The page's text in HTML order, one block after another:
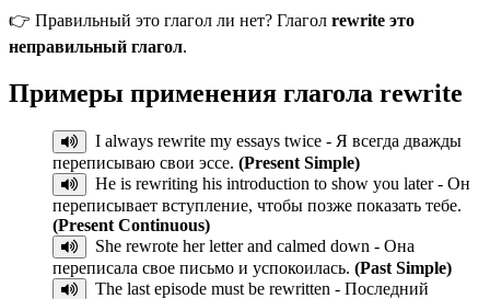
👉 Правильный это глагол ли нет? Глагол rewrite это
неправильный глагол.
Примеры применения глагола rewrite
I always rewrite my essays twice - Я всегда дважды
переписываю свои эссе. (Present Simple)
He is rewriting his introduction to show you later - Он
переписывает вступление, чтобы позже показать тебе.
(Present Continuous)
She rewrote her letter and calmed down - Она
переписала свое письмо и успокоилась. (Past Simple)
The last episode must be rewritten - Последний